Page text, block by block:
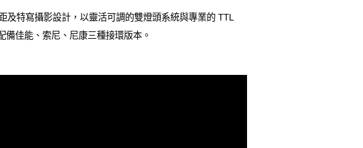
及特寫攝影設計，以靈活可調的雙燈頭系統與專業的 TTL
佳能、索尼、尼康三種接環版本。